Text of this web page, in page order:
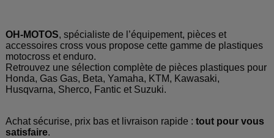
OH-MOTOS, spécialiste de l’équipement, pièces et
accessoires cross vous propose cette gamme de plastiques
motocross et enduro.
Retrouvez une sélection complète de pièces plastiques pour
Honda, Gas Gas, Beta, Yamaha, KTM, Kawasaki,
Husqvarna, Sherco, Fantic et Suzuki.
Achat sécurise, prix bas et livraison rapide : tout pour vous
satisfaire.